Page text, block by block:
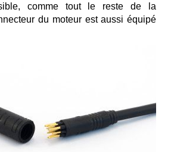
comme tout le reste de la
du moteur est aussi équipé